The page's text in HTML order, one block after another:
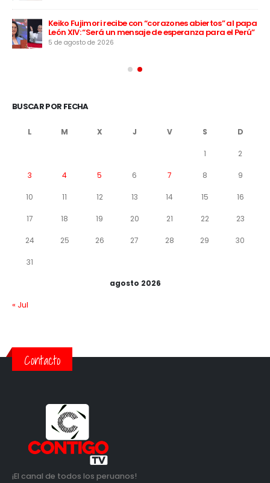
Keiko Fujimori recibe con “corazones abiertos” al papa
León XIV: “Será un mensaje de esperanza para el Perú”
5 de agosto de 2026
BUSCAR POR FECHA
agosto 2026
L M X J V S D
1 2
3 4 5 6 7 8 9
10 11 12 13 14 15 16
17 18 19 20 21 22 23
24 25 26 27 28 29 30
31
« Jul
Contacto
¡El canal de todos los peruanos!